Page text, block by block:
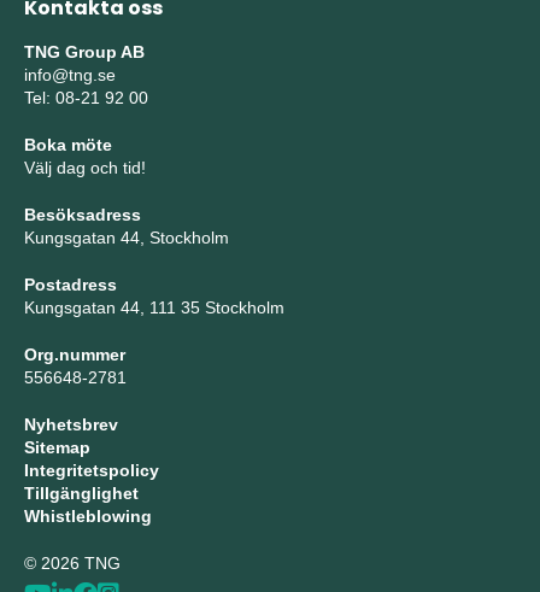
Kontakta oss
TNG Group AB
info@tng.se
Tel: 08-21 92 00
Boka möte
Välj dag och tid!
Besöksadress
Kungsgatan 44, Stockholm
Postadress
Kungsgatan 44, 111 35 Stockholm
Org.nummer
556648-2781
Nyhetsbrev
Sitemap
Integritetspolicy
Tillgänglighet
Whistleblowing
© 2026 TNG